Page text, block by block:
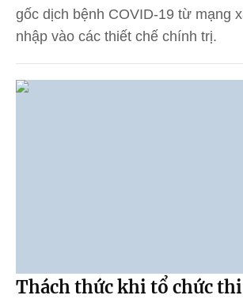
gốc dịch bệnh COVID-19 từ mạng
nhập vào các thiết chế chính trị.
Thách thức khi tổ chức